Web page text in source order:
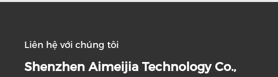
Liên hệ với chúng tôi
Shenzhen Aimeijia Technology Co.,